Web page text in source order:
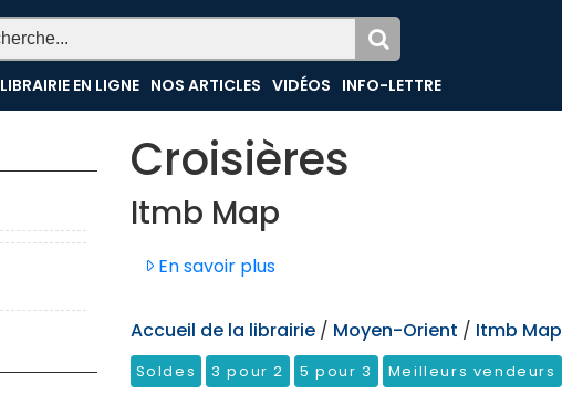
LIBRAIRIE EN LIGNE NOS ARTICLES VIDÉOS INFO-LETTRE
Croisières
Itmb Map
En savoir plus
Accueil de la librairie / Moyen-Orient / Itmb Map
Soldes 3 pour 2 5 pour 3 Meilleurs vendeurs